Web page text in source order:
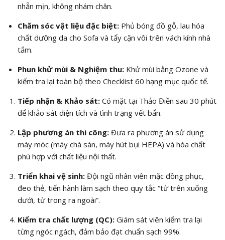
nhẵn mịn, không nhám chân.
Chăm sóc vật liệu đặc biệt:Phủ bóng đồ gỗ, lau hóa
chất dưỡng da cho Sofa và tẩy cặn vôi trên vách kính nhà
tắm.
Phun khử mùi & Nghiệm thu:Khử mùi bằng Ozone và
kiểm tra lại toàn bộ theo Checklist 60 hạng mục quốc tế.
Tiếp nhận & Khảo sát:Có mặt tại Thảo Điền sau 30 phút
để khảo sát diện tích và tình trạng vết bẩn.
Lập phương án thi công:Đưa ra phương án sử dụng
máy móc (máy chà sàn, máy hút bụi HEPA) và hóa chất
phù hợp với chất liệu nội thất.
Triển khai vệ sinh:Đội ngũ nhân viên mặc đồng phục,
đeo thẻ, tiến hành làm sạch theo quy tắc “từ trên xuống
dưới, từ trong ra ngoài”.
Kiểm tra chất lượng (QC):Giám sát viên kiểm tra lại
từng ngóc ngách, đảm bảo đạt chuẩn sạch 99%.